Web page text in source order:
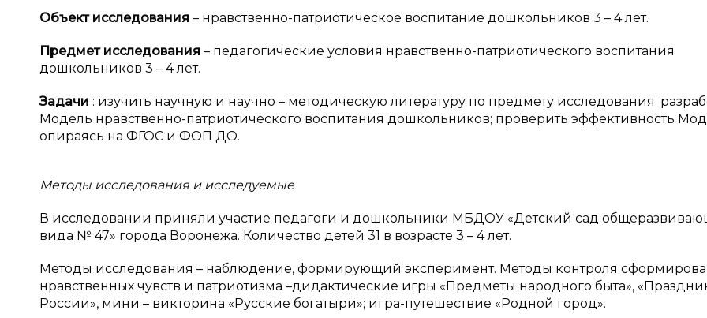
Объект исследования – нравственно-патриотическое воспитание дошкольников 3 – 4 лет.
Предмет исследования – педагогические условия нравственно-патриотического воспитания
дошкольников 3 – 4 лет.
Задачи : изучить научную и научно – методическую литературу по предмету исследования;
Модель нравственно-патриотического воспитания дошкольников; проверить эффективность
опираясь на ФГОС и ФОП ДО.
Методы исследования и исследуемые
В исследовании приняли участие педагоги и дошкольники МБДОУ «Детский сад
вида № 47» города Воронежа. Количество детей 31 в возрасте 3 – 4 лет.
Методы исследования – наблюдение, формирующий эксперимент. Методы контроля
нравственных чувств и патриотизма –дидактические игры «Предметы народного быта»,
России», мини – викторина «Русские богатыри»; игра-путешествие «Родной город».